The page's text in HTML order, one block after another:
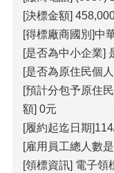
[決標金額]
[得標廠商國別]中
[是否為中小企業]
[是否為原住民個
[預計分包予原住
額] 0元
[履約起迄日期
[雇用員工總人數
[領標資訊] 電子領